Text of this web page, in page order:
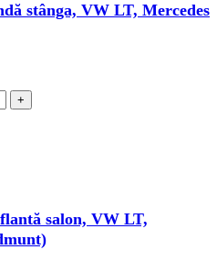
stânga, VW LT, Mercedes
salon, VW LT,